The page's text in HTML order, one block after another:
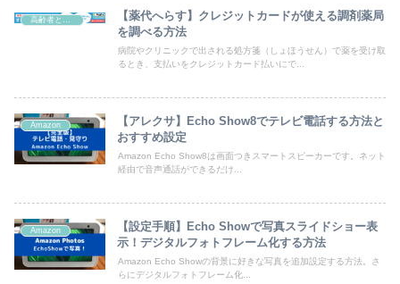
高齢者との暮らし
【薬代へらす】クレジットカードが使える調剤薬局
を調べる方法
病院やクリニックで出される処方箋（しょほうせん）で薬を受け取
るとき、支払いをクレジットカード払いにで...
Amazon
【アレクサ】Echo Show8でテレビ電話する方法と
おすすめ設定
Amazon Echo Show8は画面つきスマートスピーカーです。ネット
経由で音声通話ができるだけ...
Amazon
【設定手順】Echo Showで写真スライドショー表
示！デジタルフォトフレーム化する方法
Amazon Echo Showの背景に好きな写真を追加設定する方法。さ
らにデジタルフォトフレーム化...